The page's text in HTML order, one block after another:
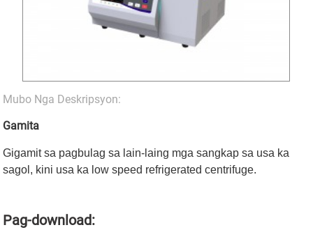
Mubo Nga Deskripsyon:
Gamita
Gigamit sa pagbulag sa lain-laing mga sangkap sa usa ka
sagol, kini usa ka low speed refrigerated centrifuge.
Pag-download: